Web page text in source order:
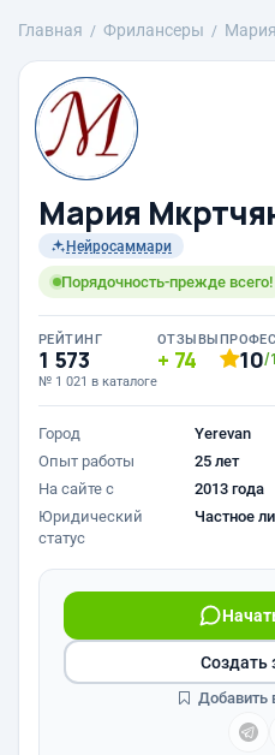
Главная Фрилансеры
Mария
Нейросаммари
Порядочность-прежде всего!
РЕЙТИНГ
1 573
№ 1 021 в каталоге
ОТЗЫВЫ
74 10/
Город
Yerevan
Опыт работы
25 лет
На сайте с
2013 года
Юридический
статус
Частное
Создать
Добавить